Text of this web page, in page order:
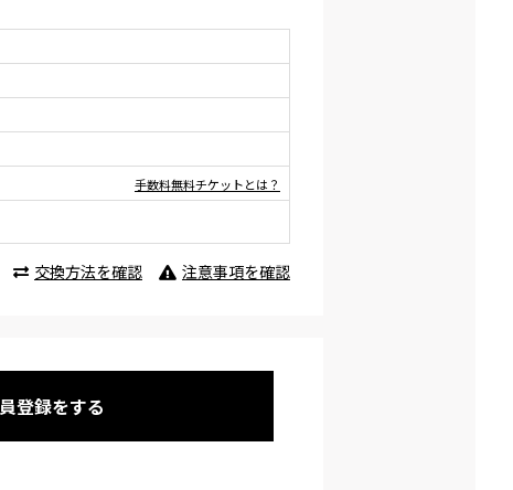
手数料無料チケットとは？
交換方法を確認 注意事項を確認
登録をする